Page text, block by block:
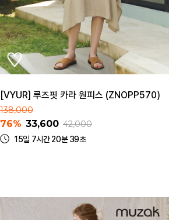
[VYUR] 루즈핏 카라 원피스 (ZNOPP570)
138,000
76% 33,600 42,000
15일 7시간 20분 39초